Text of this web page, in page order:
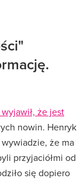
że jest
nowin. Henryk
że ma
przyjaciółmi od
się dopiero